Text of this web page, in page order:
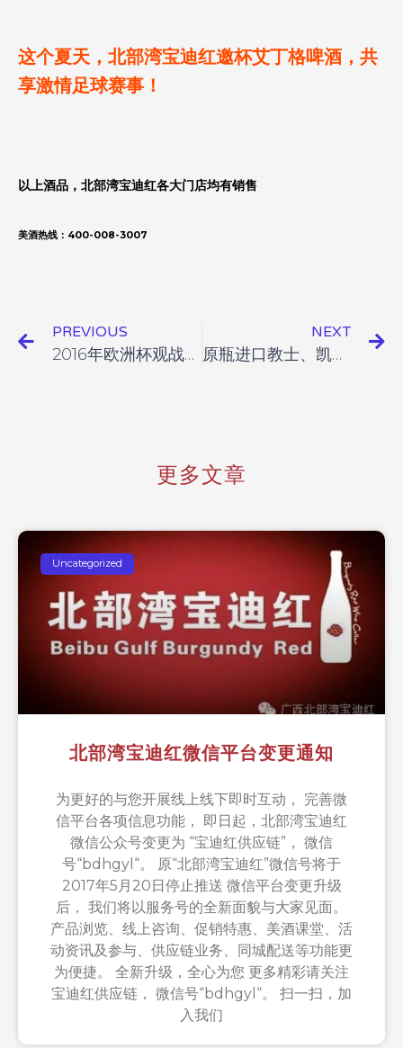
这个夏天，北部湾宝迪红邀杯艾丁格啤酒， 共
享激情足球赛事！
以上酒品，北部湾宝迪红各大门店均有销售
美酒热线：400-008-3007
PREVIOUS
2016年欧洲杯观战指南（赛程表）
NEXT
原瓶进口教士、凯撒、福佳啤酒火热预售！
更多文章
Uncategorized
北部湾宝迪红微信平台变更通知
为更好的与您开展线上线下即时互动， 完善微
信平台各项信息功能， 即日起，北部湾宝迪红
微信公众号变更为 “宝迪红供应链”， 微信
号“bdhgyl“。 原“北部湾宝迪红”微信号将于
2017年5月20日停止推送 微信平台变更升级
后， 我们将以服务号的全新面貌与大家见面。
产品浏览、线上咨询、促销特惠、美酒课堂、活
动资讯及参与、供应链业务、同城配送等功能更
为便捷。 全新升级，全心为您 更多精彩请关注
宝迪红供应链， 微信号“bdhgyl“。 扫一扫，加
入我们